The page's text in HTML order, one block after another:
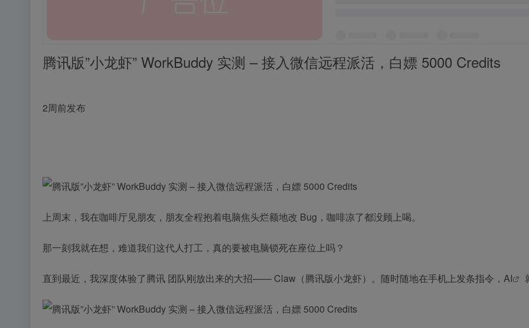
腾讯版”小龙虾” WorkBuddy 实测 – 接入微信远程派活，白嫖 5000 Credits
2周前发布
上周末，我在咖啡厅见朋友，朋友全程抱着电脑焦头烂额地改 Bug，咖啡凉了都没顾上喝。
那一刻我就在想，难道我们这代人打工，真的要被电脑锁死在座位上吗？
直到最近，我深度体验了腾讯 团队刚放出来的大招—— Claw（腾讯版小龙虾）。随时随地在手机上发条指令， AI